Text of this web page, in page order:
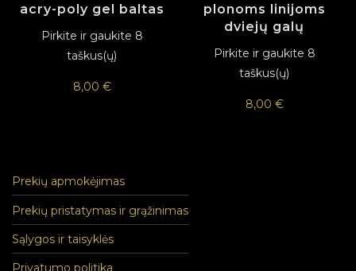
acry-poly gel baltas
Pirkite ir gaukite 8
taškus(ų)
8,00 €
plonoms linijoms
dviejų galų
Pirkite ir gaukite 8
taškus(ų)
8,00 €
Prekių apmokėjimas
Prekių pristatymas ir grąžinimas
Sąlygos ir taisyklės
Privatumo politika